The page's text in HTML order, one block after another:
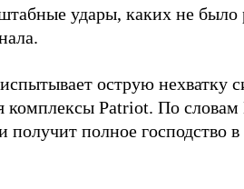
удары, каких не
острую нехватку
Patriot. По словам
полное господство в